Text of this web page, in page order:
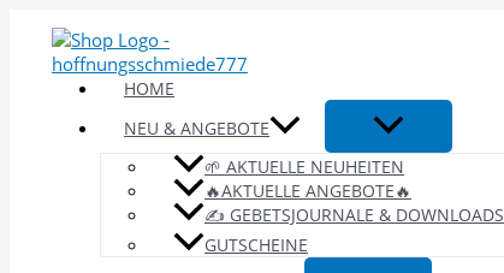
Inhalt
springen
HOME
NEU & ANGEBOTE
🌱 AKTUELLE NEUHEITEN
🔥AKTUELLE ANGEBOTE🔥
✍️ GEBETSJOURNALE & DOWNLOADS
GUTSCHEINE